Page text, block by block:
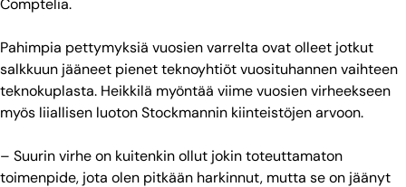
Comptelia.
Pahimpia pettymyksiä vuosien varrelta ovat olleet jotkut
salkkuun jääneet pienet teknoyhtiöt vuosituhannen vaihteen
teknokuplasta. Heikkilä myöntää viime vuosien virheekseen
myös liiallisen luoton Stockmannin kiinteistöjen arvoon.
– Suurin virhe on kuitenkin ollut jokin toteuttamaton
toimenpide, jota olen pitkään harkinnut, mutta se on jäänyt